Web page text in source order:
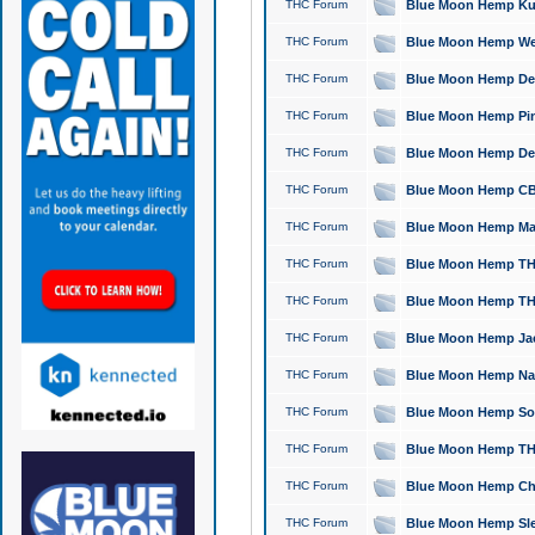
THC Forum Blue Moon Hemp
THC Forum Blue Moon Hemp
THC Forum Blue Moon Hemp
THC Forum Blue Moon Hemp
THC Forum Blue Moon Hemp
THC Forum Blue Moon Hemp
THC Forum Blue Moon Hemp
THC Forum Blue Moon Hemp
THC Forum Blue Moon Hemp
THC Forum Blue Moon Hemp
THC Forum Blue Moon Hemp
THC Forum Blue Moon Hemp
THC Forum Blue Moon Hemp
THC Forum Blue Moon Hemp
THC Forum Blue Moon Hemp